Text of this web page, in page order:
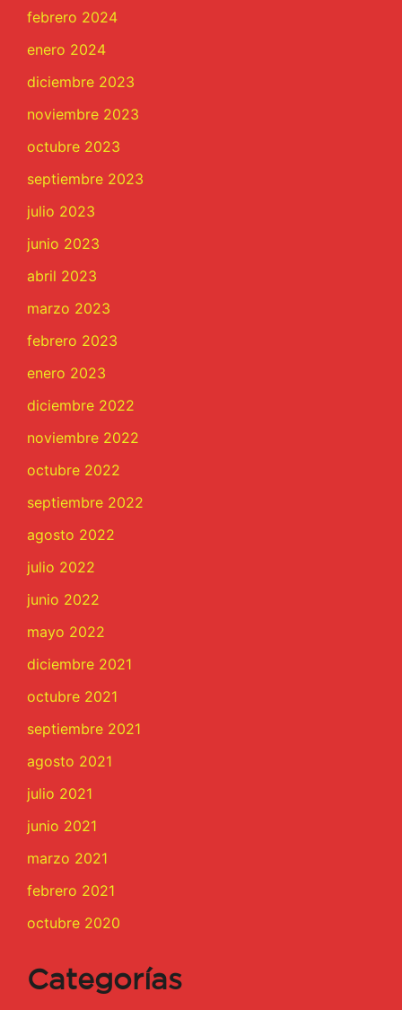
febrero 2024
enero 2024
diciembre 2023
noviembre 2023
octubre 2023
septiembre 2023
julio 2023
junio 2023
abril 2023
marzo 2023
febrero 2023
enero 2023
diciembre 2022
noviembre 2022
octubre 2022
septiembre 2022
agosto 2022
julio 2022
junio 2022
mayo 2022
diciembre 2021
octubre 2021
septiembre 2021
agosto 2021
julio 2021
junio 2021
marzo 2021
febrero 2021
octubre 2020
Categorías